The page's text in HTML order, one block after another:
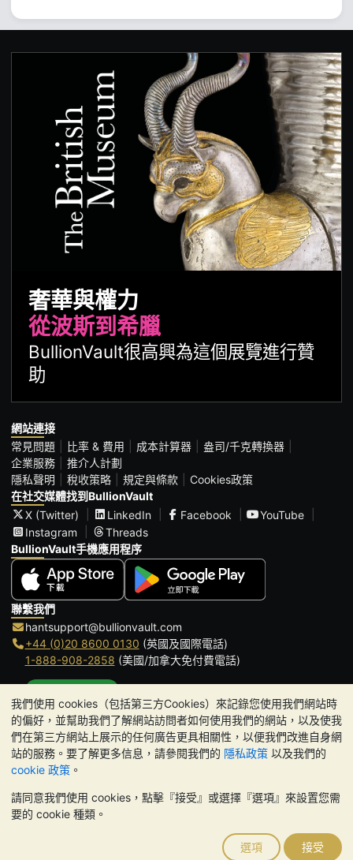
我們使用 cookies（包括第三方Cookies）來記錄您使用我們網站時
的偏好，並幫助我們了解網站訪問者如何使用我們的網站，以及使我
們在第三方網站上展示的任何廣告更具相關性，以便我們改進自身網
站的服務。要了解更多信息，請參閱我們的 隱私政策 以及我們的
cookie 政策 。
請同意我們使用 cookies，點擊『接受』或選擇『選項』來設置您需
要的 cookie 種類。
選項 接受
奢華與權力
從波斯到希臘
BullionVault很高興為這個展覽進行贊
助
網站連接
常見問題
比率 & 費用 成本計算器
盎司/千克轉換器
企業服務
推介人計劃
隱私聲明
稅收策略 規定與條款
Cookies政策
在社交媒體找到BullionVault
X (Twitter)
LinkedIn Facebook
YouTube
Instagram
Threads
BullionVault手機應用程序
聯繫我們
hantsupport@bullionvault.com
+44 (0)20 8600 0130 (英國及國際電話)
1-888-908-2858 (美國/加拿大免付費電話)
辦公時間:
9am to 8:30pm (英國時間), 周一至周五
Galmarley Ltd T/A BullionVault
3 Shortlands (7th Floor)
London
W6 8DA
貴金屬的價值可能下跌也可能上漲。歷史趨勢不能保證未來